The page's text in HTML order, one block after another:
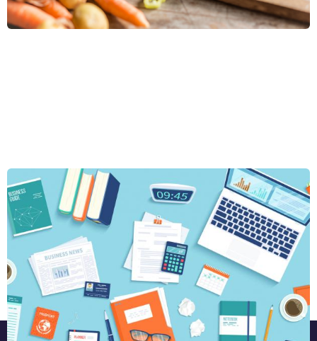
A papír tömege: hogyan válasszunk papírt
névjegykártyákhoz és más nyomtatási anyaghoz
Amennyiben névjegykártyákat vagy szórólapokat készül nyomtatni, a
nyomdák információt kérnek majd a papír súlyára vonatkozóan,
amelyre nyomtatni szeretne. Ebből a cikkből megtudhatja, hogy
pontosan mit jelent a papír tömege, miben különböznek a különböző
vastagságú papírok és milyen típusú nyomtatási anyagok
nyomtatására alkalmasak.
Teljes cikk »